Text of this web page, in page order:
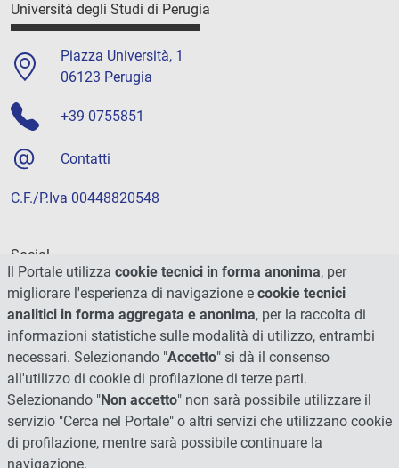
Università degli Studi di Perugia
Piazza Università, 1
06123 Perugia
+39 0755851
Contatti
C.F./P.Iva 00448820548
Social
Il Portale utilizza cookie tecnici in forma anonima, per
migliorare l'esperienza di navigazione e cookie tecnici
analitici in forma aggregata e anonima, per la raccolta di
informazioni statistiche sulle modalità di utilizzo, entrambi
necessari. Selezionando "Accetto" si dà il consenso
all'utilizzo di cookie di profilazione di terze parti.
Selezionando "Non accetto" non sarà possibile utilizzare il
servizio "Cerca nel Portale" o altri servizi che utilizzano cookie
di profilazione, mentre sarà possibile continuare la
navigazione.